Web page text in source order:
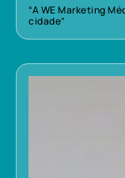
“A WE Marketing
cidade”